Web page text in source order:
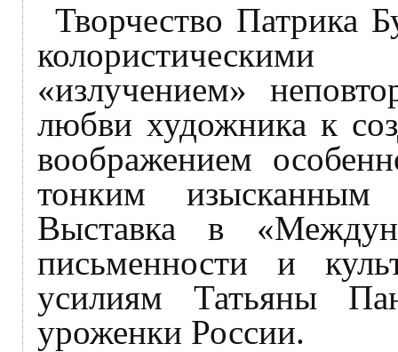
Творчество Патрика
«излучением»
любви художника к
воображением
тонким изысканным
Выставка в
письменности и
усилиям Татьяны
уроженки России.